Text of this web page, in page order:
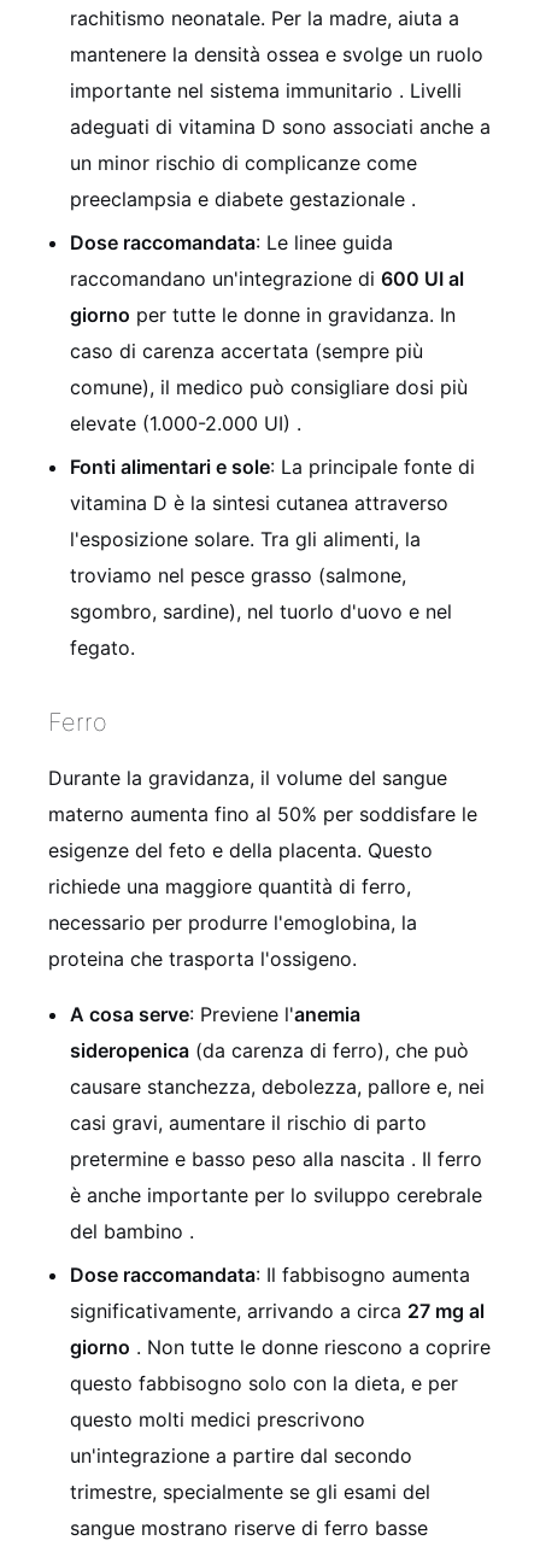
rachitismo neonatale. Per la madre, aiuta a
mantenere la densità ossea e svolge un ruolo
importante nel sistema immunitario . Livelli
adeguati di vitamina D sono associati anche a
un minor rischio di complicanze come
preeclampsia e diabete gestazionale .
Dose raccomandata: Le linee guida
raccomandano un'integrazione di 600 UI al
giorno per tutte le donne in gravidanza. In
caso di carenza accertata (sempre più
comune), il medico può consigliare dosi più
elevate (1.000-2.000 UI) .
Fonti alimentari e sole: La principale fonte di
vitamina D è la sintesi cutanea attraverso
l'esposizione solare. Tra gli alimenti, la
troviamo nel pesce grasso (salmone,
sgombro, sardine), nel tuorlo d'uovo e nel
fegato.
Ferro
Durante la gravidanza, il volume del sangue
materno aumenta fino al 50% per soddisfare le
esigenze del feto e della placenta. Questo
richiede una maggiore quantità di ferro,
necessario per produrre l'emoglobina, la
proteina che trasporta l'ossigeno.
A cosa serve: Previene l'anemia
sideropenica (da carenza di ferro), che può
causare stanchezza, debolezza, pallore e, nei
casi gravi, aumentare il rischio di parto
pretermine e basso peso alla nascita . Il ferro
è anche importante per lo sviluppo cerebrale
del bambino .
Dose raccomandata: Il fabbisogno aumenta
significativamente, arrivando a circa 27 mg al
giorno . Non tutte le donne riescono a coprire
questo fabbisogno solo con la dieta, e per
questo molti medici prescrivono
un'integrazione a partire dal secondo
trimestre, specialmente se gli esami del
sangue mostrano riserve di ferro basse